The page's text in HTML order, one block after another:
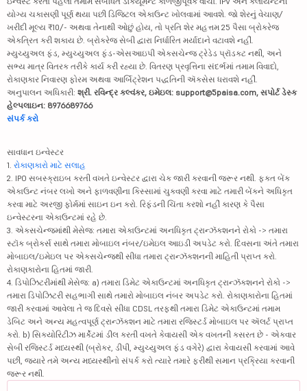
યોગ્ય ચકાસણી પૂર્ણ થયા પછી ડિજિટલ એકાઉન્ટ ખોલવામાં આવશે. જો શેરનું વેચાણ/
ખરીદી મૂલ્ય ₹10/- અથવા તેનાથી ઓછું હોય, તો પ્રતિ શેર મહત્તમ 25 પૈસા બ્રોકરેજ
એકત્રિત કરી શકાય છે. બ્રોકરેજ સેબી દ્વારા નિર્ધારિત મર્યાદાને વટાવશે નહીં.
મ્યુચ્યુઅલ ફંડ, મ્યુચ્યુઅલ ફંડ-એસઆઇપી એક્સચેન્જ ટ્રેડેડ પ્રૉડક્ટ નથી, અને
સભ્ય માત્ર વિતરક તરીકે કાર્ય કરી રહ્યા છે. વિતરણ પ્રવૃત્તિના સંદર્ભમાં તમામ વિવાદો,
રોકાણકાર નિવારણ ફોરમ અથવા આર્બિટ્રેશન પદ્ધતિની ઍક્સેસ ધરાવશે નહીં.
અનુપાલન અધિકારી: શ્રી. રવિન્દ્ર કલ્વંકર, ઇમેઇલ: support@5paisa.com, સપોર્ટ ડેસ્ક
હેલ્પલાઇન: 8976689766
સંપર્ક કરો
સાવધાન ઇન્વેસ્ટર
1. રોકાણકારો માટે સલાહ
2. IPO સબસ્ક્રાઇબ કરતી વખતે ઇન્વેસ્ટર દ્વારા ચેક જારી કરવાની જરૂર નથી. ફક્ત બેંક
એકાઉન્ટ નંબર લખો અને ફાળવણીના કિસ્સામાં ચુકવણી કરવા માટે તમારી બેંકને અધિકૃત
કરવા માટે અરજી ફોર્મમાં સાઇન ઇન કરો. રિફંડની ચિંતા કરશો નહીં કારણ કે પૈસા
ઇન્વેસ્ટરના એકાઉન્ટમાં રહે છે.
3. એક્સચેન્જમાંથી મેસેજ: તમારા એકાઉન્ટમાં અનધિકૃત ટ્રાન્ઝૅક્શનને રોકો -> તમારા
સ્ટૉક બ્રોકર્સ સાથે તમારા મોબાઇલ નંબર/ઇમેઇલ આઇડી અપડેટ કરો. દિવસના અંતે તમારા
મોબાઇલ/ઇમેઇલ પર એક્સચેન્જથી સીધા તમારા ટ્રાન્ઝૅક્શનની માહિતી પ્રાપ્ત કરો.
રોકાણકારોના હિતમાં જારી.
4. ડિપોઝિટરીમાંથી મેસેજ: a) તમારા ડિમેટ એકાઉન્ટમાં અનધિકૃત ટ્રાન્ઝૅક્શનને રોકો ->
તમારા ડિપોઝિટરી સહભાગી સાથે તમારો મોબાઇલ નંબર અપડેટ કરો. રોકાણકારોના હિતમાં
જારી કરવામાં આવેલા તે જ દિવસે સીધા CDSL તરફથી તમારા ડિમેટ એકાઉન્ટમાં તમામ
ડેબિટ અને અન્ય મહત્વપૂર્ણ ટ્રાન્ઝૅક્શન માટે તમારા રજિસ્ટર્ડ મોબાઇલ પર ઍલર્ટ પ્રાપ્ત
કરો. b) સિક્યોરિટીઝ માર્કેટમાં ડીલ કરતી વખતે કેવાયસી એક વખતની કસરત છે - એકવાર
સેબી રજિસ્ટર્ડ મધ્યસ્થી (બ્રોકર, ડીપી, મ્યુચ્યુઅલ ફંડ વગેરે) દ્વારા કેવાયસી કરવામાં આવે
પછી, જ્યારે તમે અન્ય મધ્યસ્થીનો સંપર્ક કરો ત્યારે તમારે ફરીથી સમાન પ્રક્રિયા કરવાની
જરૂર નથી.